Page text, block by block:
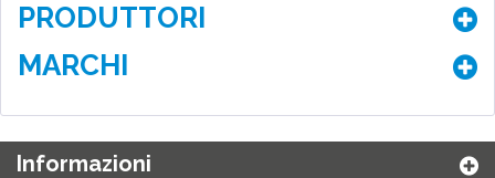
PRODUTTORI
MARCHI
Informazioni